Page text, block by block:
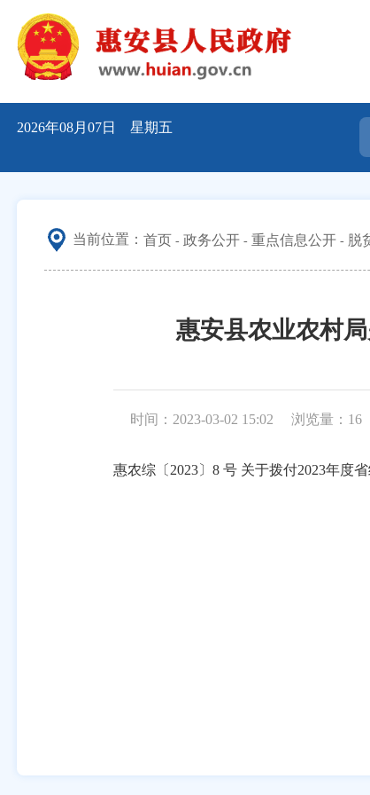
2026年08月07日 星期五
当前位置： 首页 政务公开 重点信息公开 脱
惠安县农业农村
时间：2023-03-02 15:02 浏览量： 16
惠农综〔2023〕8 号 关于拨付2023年度